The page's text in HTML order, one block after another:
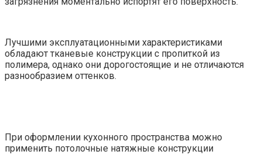
Лучшими эксплуатационными характеристиками
обладают тканевые конструкции с пропиткой из
полимера, однако они дорогостоящие и не отличаются
разнообразием оттенков.
При оформлении кухонного пространства можно
применить потолочные натяжные конструкции